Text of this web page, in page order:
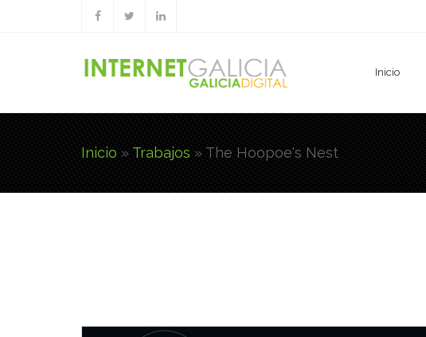
Pasar al contenido principal
Inicio
Usted está aquí
Inicio » Trabajos » The Hoopoe's Nest